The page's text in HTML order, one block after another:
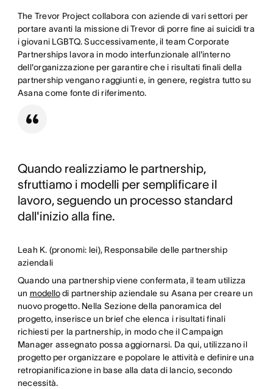
The Trevor Project collabora con aziende di vari settori per
portare avanti la missione di Trevor di porre fine ai suicidi tra
i giovani LGBTQ. Successivamente, il team Corporate
Partnerships lavora in modo interfunzionale all'interno
dell'organizzazione per garantire che i risultati finali della
partnership vengano raggiunti e, in genere, registra tutto su
Asana come fonte di riferimento.
Quando realizziamo le partnership,
sfruttiamo i modelli per semplificare il
lavoro, seguendo un processo standard
dall'inizio alla fine.
Leah K. (pronomi: lei), Responsabile delle partnership
aziendali
Quando una partnership viene confermata, il team utilizza
un modellodi partnership aziendale su Asana per creare un
nuovo progetto. Nella Sezione della panoramica del
progetto, inserisce un brief che elenca i risultati finali
richiesti per la partnership, in modo che il Campaign
Manager assegnato possa aggiornarsi. Da qui, utilizzano il
progetto per organizzare e popolare le attività e definire una
retropianificazione in base alla data di lancio, secondo
necessità.